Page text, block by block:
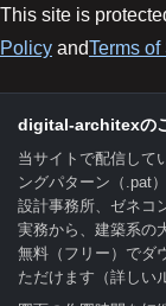
This site is
Policy andTerms
digital-architexの
当サイトで配信して
ングパターン（.pat
設計事務所、ゼネコ
実務から、建築系の
無料（フリー）でダ
ただけます（詳しい